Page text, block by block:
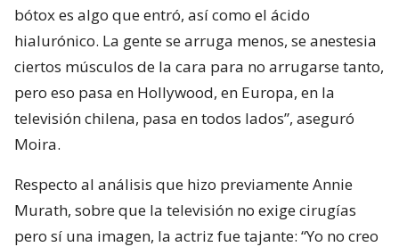
bótox es algo que entró, así como el ácido
hialurónico. La gente se arruga menos, se anestesia
ciertos músculos de la cara para no arrugarse tanto,
pero eso pasa en Hollywood, en Europa, en la
televisión chilena, pasa en todos lados”, aseguró
Moira.
Respecto al análisis que hizo previamente Annie
Murath, sobre que la televisión no exige cirugías
pero sí una imagen, la actriz fue tajante: “Yo no creo